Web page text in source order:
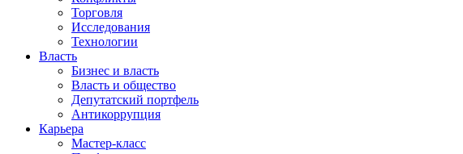
Торговля
Исследования
Технологии
Власть
Бизнес и власть
Власть и общество
Депутатский портфель
Антикоррупция
Карьера
Мастер-класс